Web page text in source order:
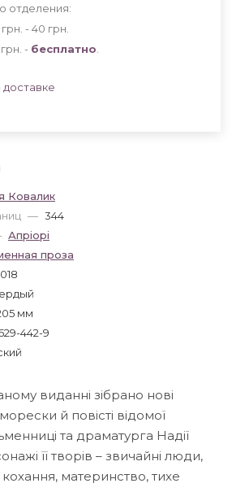
Ковалик
— 344
Апріорі
проза
мм
442-9
отделения:
- 40 грн
- бесплатно
виданні зібрано нові
й повісті відомої
та драматурга Надії
її творів – звичайні люди,
кохання, материнство, тихе